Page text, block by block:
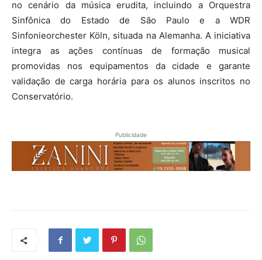
no cenário da música erudita, incluindo a Orquestra
Sinfônica do Estado de São Paulo e a WDR
Sinfonieorchester Köln, situada na Alemanha. A iniciativa
integra as ações contínuas de formação musical
promovidas nos equipamentos da cidade e garante
validação de carga horária para os alunos inscritos no
Conservatório.
Publicidade